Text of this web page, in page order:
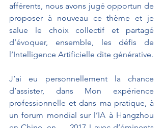
afférents, nous avons jugé opportun de
proposer à nouveau ce thème et je
salue le choix collectif et partagé
d’évoquer, ensemble, les défis de
J’ai eu personnellement la chance
d’assister, dans Mon expérience
professionnelle et dans ma pratique, à
un forum mondial sur l’IA à Hangzhou